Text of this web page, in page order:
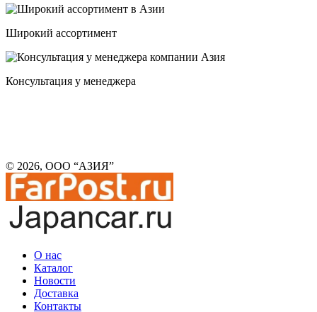
Широкий ассортимент
Консультация у менеджера
© 2026, ООО “АЗИЯ”
О нас
Каталог
Новости
Доставка
Контакты